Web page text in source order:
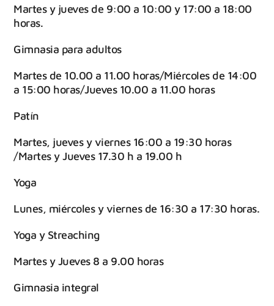
Martes y jueves de 9:00 a 10:00 y 17:00 a 18:00
horas.
Gimnasia para adultos
Martes de 10.00 a 11.00 horas/Miércoles de 14:00
a 15:00 horas/Jueves 10.00 a 11.00 horas
Patín
Martes, jueves y viernes 16:00 a 19:30 horas
/Martes y Jueves 17.30 h a 19.00 h
Yoga
Lunes, miércoles y viernes de 16:30 a 17:30 horas.
Yoga y Streaching
Martes y Jueves 8 a 9.00 horas
Gimnasia integral